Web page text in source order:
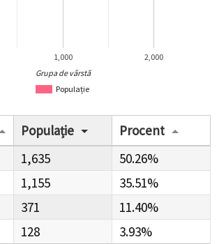
Populație
1,000 2,000
Grupa de vârstă
Populație
Procent
1,635
50.26%
1,155
35.51%
371
11.40%
128 3.93%